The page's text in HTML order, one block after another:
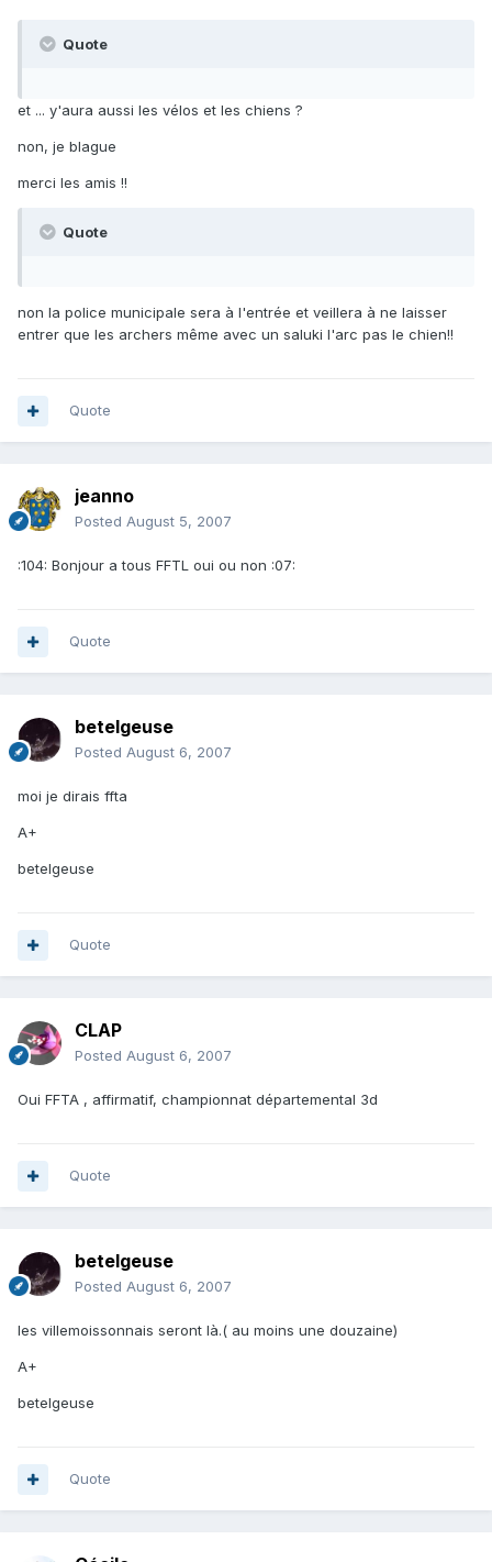
Quote
et ... y'aura aussi les vélos et les chiens ?
non, je blague
merci les amis !!
Quote
non la police municipale sera à l'entrée et veillera à ne laisser
entrer que les archers même avec un saluki l'arc pas le chien!!
Quote
jeanno
Posted August 5, 2007
:104: Bonjour a tous FFTL oui ou non :07:
Quote
betelgeuse
Posted August 6, 2007
moi je dirais ffta
A+
betelgeuse
Quote
CLAP
Posted August 6, 2007
Oui FFTA , affirmatif, championnat départemental 3d
Quote
betelgeuse
Posted August 6, 2007
les villemoissonnais seront là.( au moins une douzaine)
A+
betelgeuse
Quote